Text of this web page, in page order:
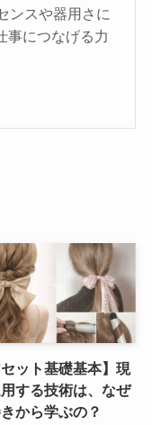
ンスや器用さに
事につなげる力
セット基礎基本】現
する技術は、なぜ
から学ぶの？